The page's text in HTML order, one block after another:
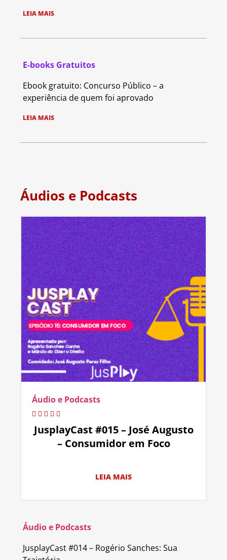
LEIA MAIS
E-books Gratuitos
Ebook gratuito: Concurso Público – a
experiência de quem foi aprovado
LEIA MAIS
Áudios e Podcasts
Áudio e Podcasts
JusplayCast #015 – José Augusto
– Consumidor em Foco
LEIA MAIS
Áudio e Podcasts
JusplayCast #014 – Rogério Sanches: Sua